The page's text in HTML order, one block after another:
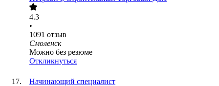
4.3
•
1091 отзыв
Смоленск
Можно без резюме
Откликнуться
Начинающий специалист